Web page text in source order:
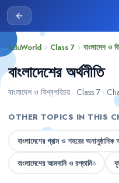
arrow_back
EduWorld chevron_right Class 7 chevron_right বাংলাদেশ ও
বাংলাদেশের অর্থনীতি
বাংলাদেশ ও বিশ্বপরিচয় · Class 7 ·
OTHER TOPICS IN THIS
বাংলাদেশের গ্রাম ও শহরের অনানুষ্ঠানিক
বাংলাদেশের আমদানি ও রপ্তানি6